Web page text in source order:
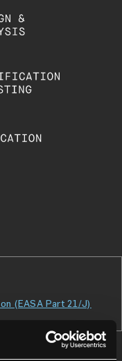
(EASA Part 21/J)